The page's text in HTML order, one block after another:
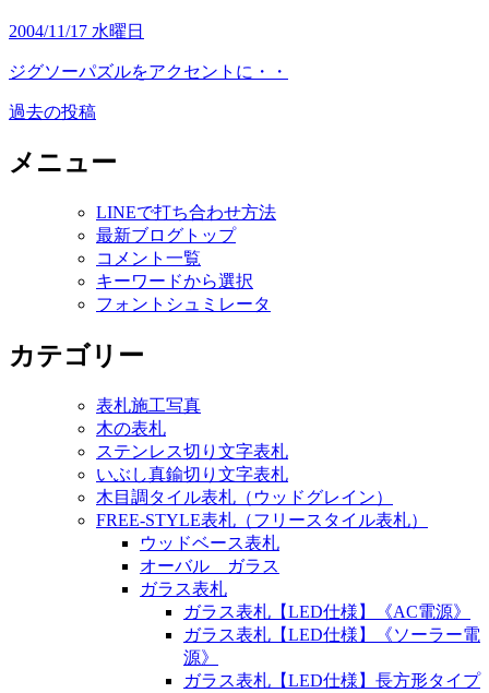
2004/11/17 水曜日
ジグソーパズルをアクセントに・・
投
稿
ョ
過去の投稿
メニュー
LINEで打ち合わせ方法
最新ブログトップ
コメント一覧
キーワードから選択
フォントシュミレータ
カテゴリー
表札施工写真
木の表札
ステンレス切り文字表札
いぶし真鍮切り文字表札
木目調タイル表札（ウッドグレイン）
FREE-STYLE表札（フリースタイル表札）
ウッドベース表札
オーバル ガラス
ガラス表札
ガラス表札【LED仕様】《AC電源》
ガラス表札【LED仕様】《ソーラー電
源》
ガラス表札【LED仕様】長方形タイプ